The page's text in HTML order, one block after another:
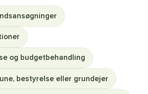
og budgetbehandling
bestyrelse eller grundejer